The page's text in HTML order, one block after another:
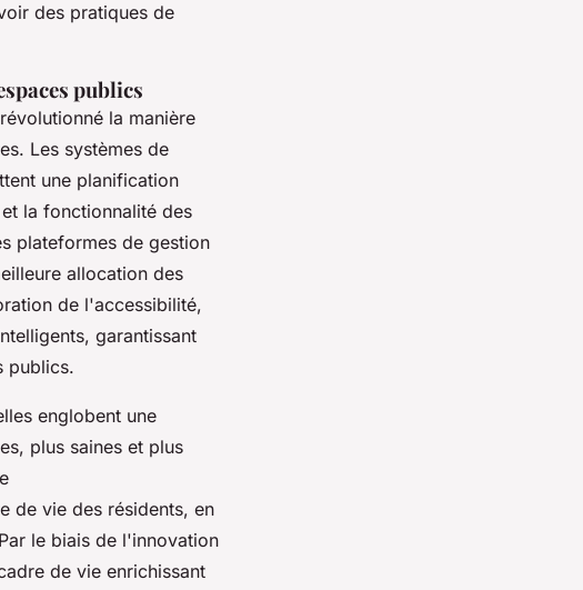
des pratiques de
publics
la manière
Les systèmes de
une planification
la fonctionnalité des
plateformes de gestion
allocation des
de l'accessibilité,
garantissant
publics.
englobent une
plus saines et plus
de vie des résidents, en
le biais de l'innovation
de vie enrichissant